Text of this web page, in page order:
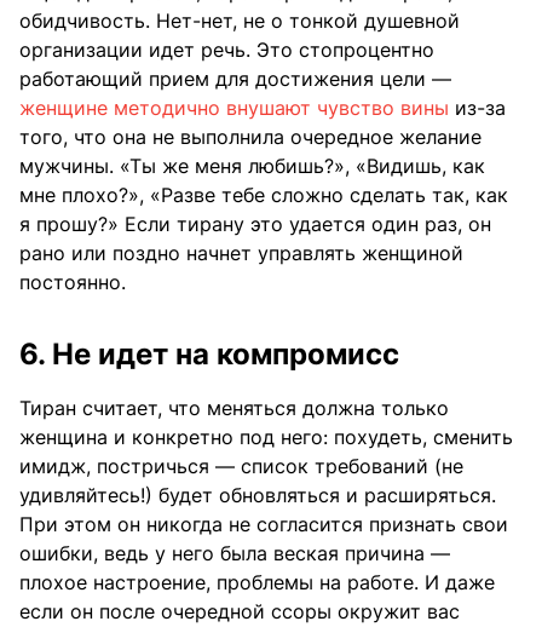
обидчивость. Нет-нет, не о тонкой душевной
организации идет речь. Это стопроцентно
работающий прием для достижения цели —
женщине методично внушают чувство вины из-за
того, что она не выполнила очередное желание
мужчины. «Ты же меня любишь?», «Видишь, как
мне плохо?», «Разве тебе сложно сделать так, как
я прошу?» Если тирану это удается один раз, он
рано или поздно начнет управлять женщиной
постоянно.
6. Не идет на компромисс
Тиран считает, что меняться должна только
женщина и конкретно под него: похудеть, сменить
имидж, постричься — список требований (не
удивляйтесь!) будет обновляться и расширяться.
При этом он никогда не согласится признать свои
ошибки, ведь у него была веская причина —
плохое настроение, проблемы на работе. И даже
если он после очередной ссоры окружит вас